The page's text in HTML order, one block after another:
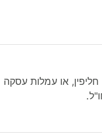
או עמלות עסקה